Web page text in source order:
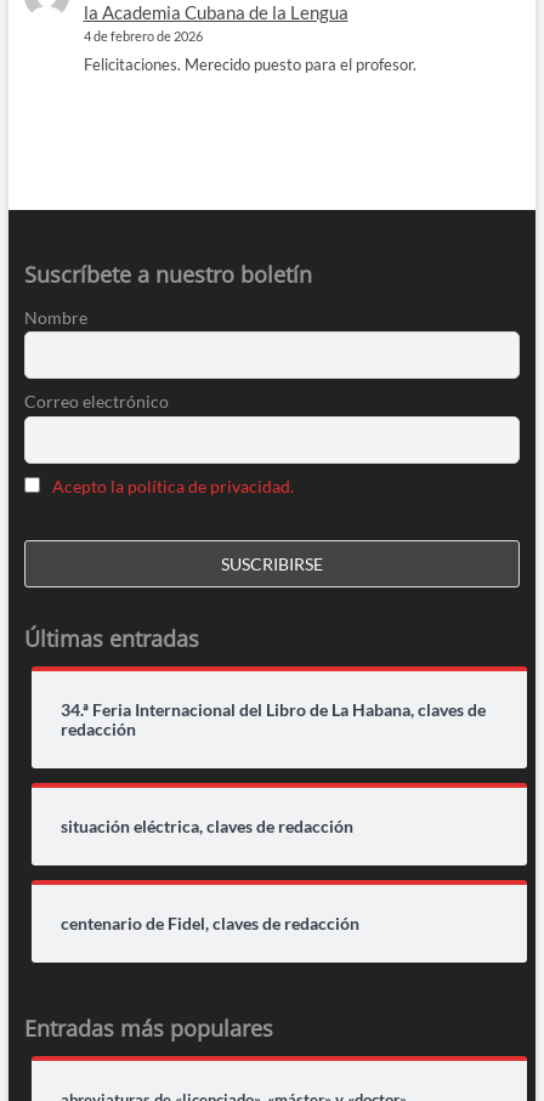
la Academia Cubana de la Lengua
4 de febrero de 2026
Felicitaciones. Merecido puesto para el profesor.
Suscríbete a nuestro boletín
Nombre
Correo electrónico
Acepto la política de privacidad.
Últimas entradas
34.ª Feria Internacional del Libro de La Habana, claves de
redacción
situación eléctrica, claves de redacción
centenario de Fidel, claves de redacción
Entradas más populares